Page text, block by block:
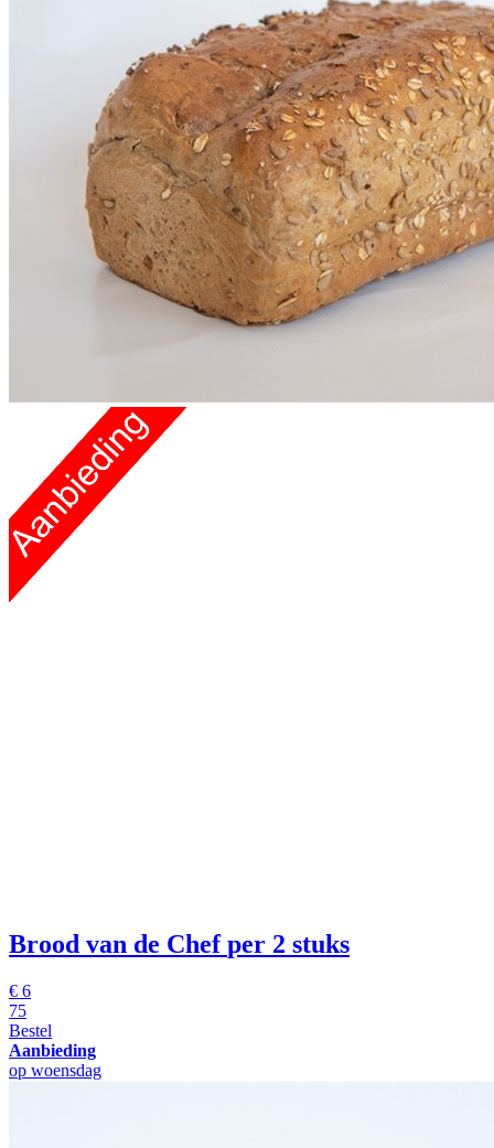
Brood van de Chef per 2 stuks
€ 6
75
Bestel
Aanbieding
op woensdag